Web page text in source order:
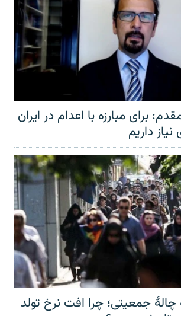
برای مبارزه با اعدام در ایران
داریم
چالهٔ جمعیتی؛ چرا افت نرخ تولد